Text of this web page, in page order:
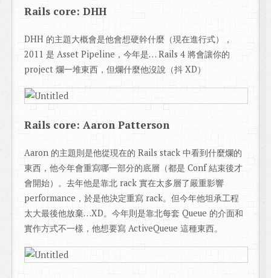
Rails core: DHH
DHH 的主題大概會是他會想硬幹什麼（現在進行式），
2011 是 Asset Pipeline，今年是… Rails 4 將會讓你的
project 爛一堆東西，但爛什麼他沒說（抖 XD）
Rails core: Aaron Patterson
Aaron 的主題則是他從現在的 Rails stack 中看到什麼爛的
東西，他今年會重寫哪一部分的底層（都是 Conf 結束後才
會開始）。去年他是靠北 rack 實在太多層了嚴重影響
performance，於是他決定重寫 rack。但今年他坦承工程
太大最後他放棄…XD。今年則是靠北每套 Queue 的介面和
實作方式不一樣，他想要寫 ActiveQueue 這種東西。